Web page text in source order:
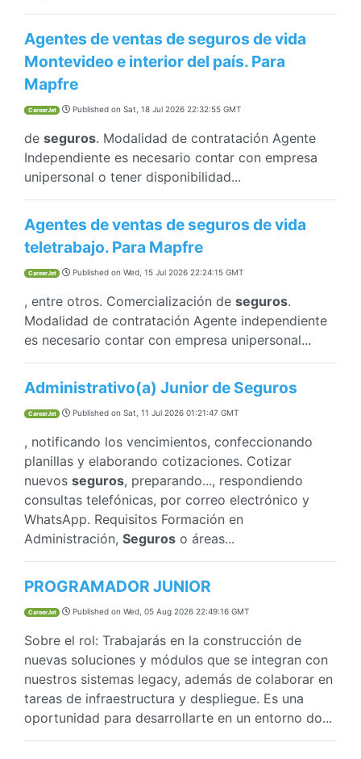
Agentes de ventas de seguros de vida
Montevideo e interior del país. Para
Mapfre
CareerJet Published on Sat, 18 Jul 2026 22:32:55 GMT
de seguros. Modalidad de contratación Agente
Independiente es necesario contar con empresa
unipersonal o tener disponibilidad...
Agentes de ventas de seguros de vida
teletrabajo. Para Mapfre
CareerJet Published on Wed, 15 Jul 2026 22:24:15 GMT
, entre otros. Comercialización de seguros.
Modalidad de contratación Agente independiente
es necesario contar con empresa unipersonal...
Administrativo(a) Junior de Seguros
CareerJet Published on Sat, 11 Jul 2026 01:21:47 GMT
, notificando los vencimientos, confeccionando
planillas y elaborando cotizaciones. Cotizar
nuevos seguros, preparando..., respondiendo
consultas telefónicas, por correo electrónico y
WhatsApp. Requisitos Formación en
Administración, Seguros o áreas...
PROGRAMADOR JUNIOR
CareerJet Published on Wed, 05 Aug 2026 22:49:16 GMT
Sobre el rol: Trabajarás en la construcción de
nuevas soluciones y módulos que se integran con
nuestros sistemas legacy, además de colaborar en
tareas de infraestructura y despliegue. Es una
oportunidad para desarrollarte en un entorno do...